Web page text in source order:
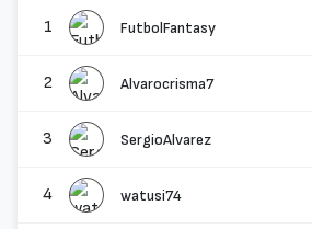
1 FutbolFantasy
2 Alvarocrisma7
3 SergioAlvarez
4 watusi74